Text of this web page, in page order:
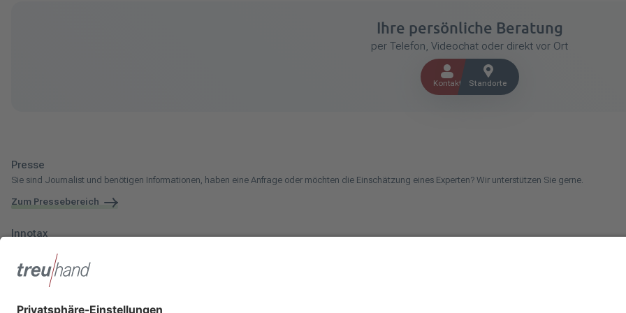
Ihre persönliche Beratung
per Telefon, Videochat oder direkt vor Ort
Kontakt Standorte
Presse
Sie sind Journalist und benötigen Informationen, haben eine Anfrage oder möchten die Einschätzung eines Experten? Wir unterstützen Sie gerne.
Zum Pressebereich
Innotax
Die Innotax kennenlernen